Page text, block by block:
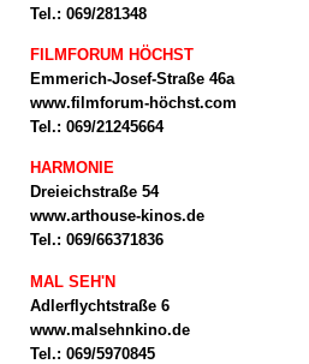
Tel.: 069/281348
FILMFORUM HÖCHST
Emmerich-Josef-Straße 46a
www.filmforum-höchst.com
Tel.: 069/21245664
HARMONIE
Dreieichstraße 54
www.arthouse-kinos.de
Tel.: 069/66371836
MAL SEH'N
Adlerflychtstraße 6
www.malsehnkino.de
Tel.: 069/5970845